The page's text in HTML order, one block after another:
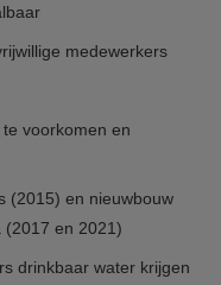
medewerkers
voorkomen en
(2015) en nieuwbouw
(2017 en 2021)
drinkbaar water krijgen